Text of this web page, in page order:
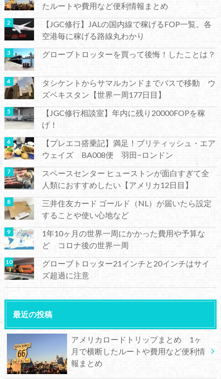
たルートや費用など便利情報まとめ
【JGC修行】JALの国内線で稼げるFOP一覧。各
空港毎に稼げる路線丸わかり
グローブトロッターを買って後悔！したことは？
タシケントからサマルカンドまでバスで移動 ウ
ズベキスタン【世界一周177日目】
【JGC修行相談室】年内に残り20000FOPを稼
げ！
【プレエコ搭乗記】満足！ブリティッシュ・エア
ウェイズ BA008便 羽田−ロンドン
スペースセンター ヒューストンが面白すぎて全
人類におすすめしたい【アメリカ12日目】
三井住友カード ゴールド（NL）が届いたら設定
することや使い心地など
1年10ヶ月の世界一周にかかった費用や予算な
ど コロナ後の世界一周
グローブトロッター21インチと20インチはサイ
ズ超過に注意
最近の投稿
アメリカロードトリップまとめ 1ヶ
月で横断したルートや費用など便利情
報まとめ